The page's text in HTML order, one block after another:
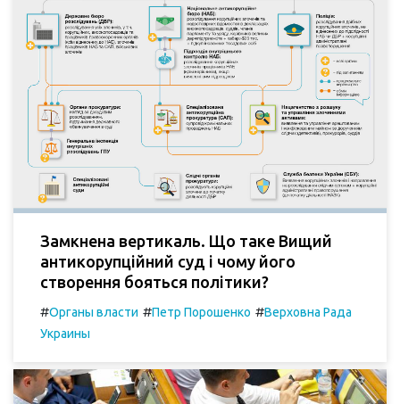
Замкнена вертикаль. Що таке Вищий
антикорупційний суд і чому його
створення бояться політики?
#Органы власти #Петр Порошенко #Верховна Рада
Украины